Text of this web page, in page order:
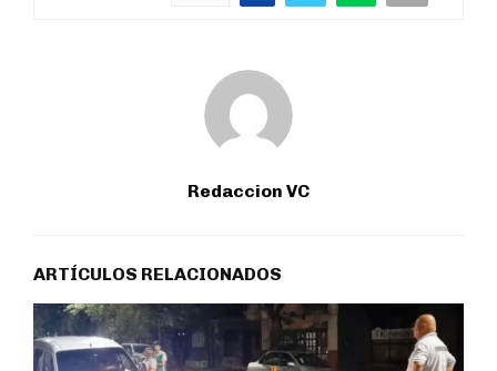
Redaccion VC
ARTÍCULOS RELACIONADOS